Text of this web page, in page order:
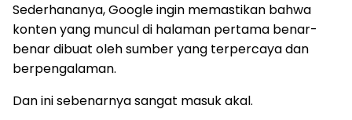
Sederhananya, Google ingin memastikan bahwa
konten yang muncul di halaman pertama benar-
benar dibuat oleh sumber yang terpercaya dan
berpengalaman.
Dan ini sebenarnya sangat masuk akal.